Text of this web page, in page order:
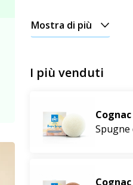
restituiranno elasticità
senza additivi.
Includete le nostre
Mostra di più
I più venduti
Spugne